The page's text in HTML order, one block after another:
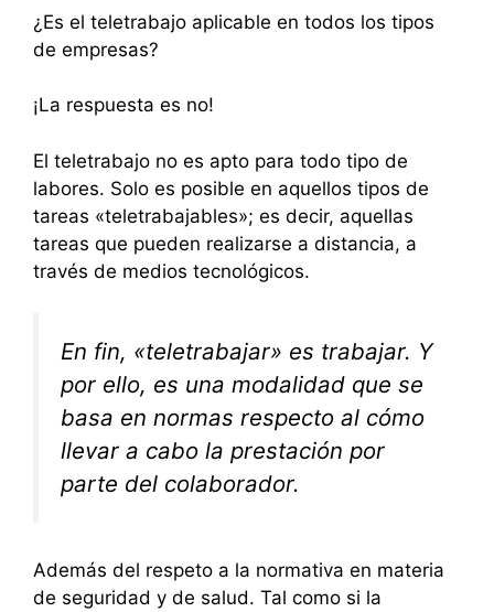
¿Es el teletrabajo aplicable en todos los tipos
de empresas?
¡La respuesta es no!
El teletrabajo no es apto para todo tipo de
labores. Solo es posible en aquellos tipos de
tareas «teletrabajables»; es decir, aquellas
tareas que pueden realizarse a distancia, a
través de medios tecnológicos.
En fin, «teletrabajar» es trabajar. Y
por ello, es una modalidad que se
basa en normas respecto al cómo
llevar a cabo la prestación por
parte del colaborador.
Además del respeto a la normativa en materia
de seguridad y de salud. Tal como si la